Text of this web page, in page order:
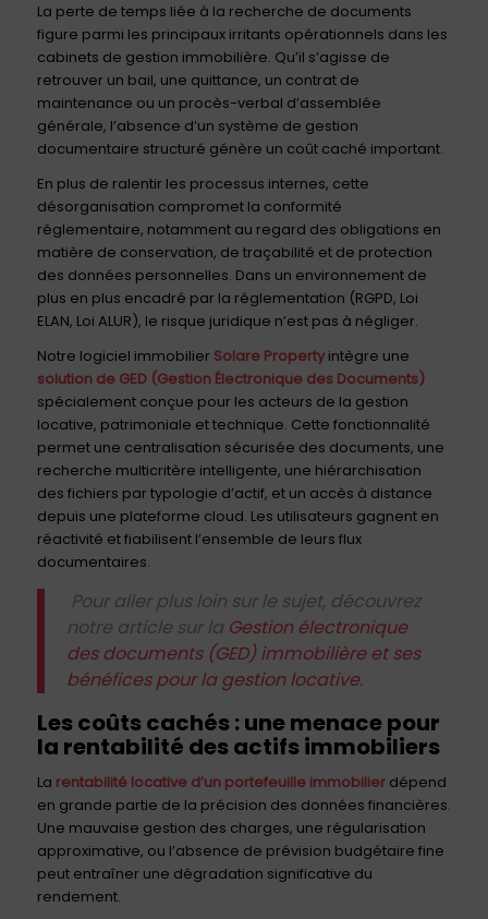
La perte de temps liée à la recherche de documents
figure parmi les principaux irritants opérationnels dans les
cabinets de gestion immobilière. Qu’il s’agisse de
retrouver un bail, une quittance, un contrat de
maintenance ou un procès-verbal d’assemblée
générale, l’absence d’un système de gestion
documentaire structuré génère un coût caché important.
En plus de ralentir les processus internes, cette
désorganisation compromet la conformité
réglementaire, notamment au regard des obligations en
matière de conservation, de traçabilité et de protection
des données personnelles. Dans un environnement de
plus en plus encadré par la réglementation (RGPD, Loi
ELAN, Loi ALUR), le risque juridique n’est pas à négliger.
Notre logiciel immobilier Solare Propertyintègre une
solution de GED (Gestion Électronique des Documents)
spécialement conçue pour les acteurs de la gestion
locative, patrimoniale et technique. Cette fonctionnalité
permet une centralisation sécurisée des documents, une
recherche multicritère intelligente, une hiérarchisation
des fichiers par typologie d’actif, et un accès à distance
depuis une plateforme cloud. Les utilisateurs gagnent en
réactivité et fiabilisent l’ensemble de leurs flux
documentaires.
Pour aller plus loin sur le sujet, découvrez
notre article sur la Gestion électronique
des documents (GED) immobilière et ses
bénéfices pour la gestion locative.
Les coûts cachés : une menace pour
la rentabilité des actifs immobiliers
La rentabilité locative d’un portefeuille immobilierdépend
en grande partie de la précision des données financières.
Une mauvaise gestion des charges, une régularisation
approximative, ou l’absence de prévision budgétaire fine
peut entraîner une dégradation significative du
rendement.